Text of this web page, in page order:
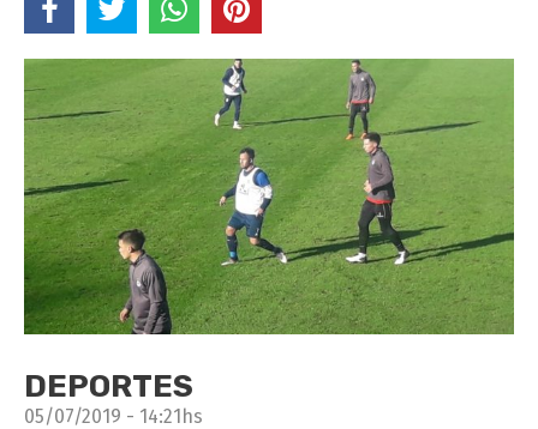
DEPORTES
05/07/2019 - 14:21hs